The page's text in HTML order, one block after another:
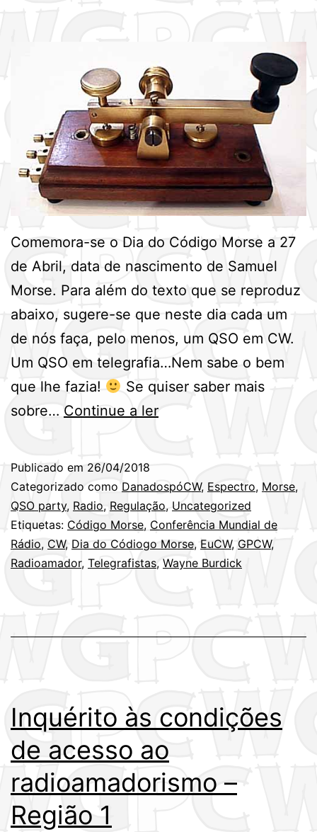
Comemora-se o Dia do Código Morse a 27
de Abril, data de nascimento de Samuel
Morse. Para além do texto que se reproduz
abaixo, sugere-se que neste dia cada um
de nós faça, pelo menos, um QSO em CW.
Um QSO em telegrafia…Nem sabe o bem
que lhe fazia!
Se quiser saber mais
sobre… Continue a lerDia
Código
Morse
–
27
Publicado em 26/04/2018
Categorizado como DanadospóCW, Espectro, Morse,
QSO party, Radio, Regulação, Uncategorized
Etiquetas: Código Morse, Conferência Mundial de
Rádio, CW, Dia do Códiogo Morse, EuCW, GPCW,
Radioamador, Telegrafistas, Wayne Burdick
Inquérito às condições
de acesso ao
radioamadorismo –
Região 1